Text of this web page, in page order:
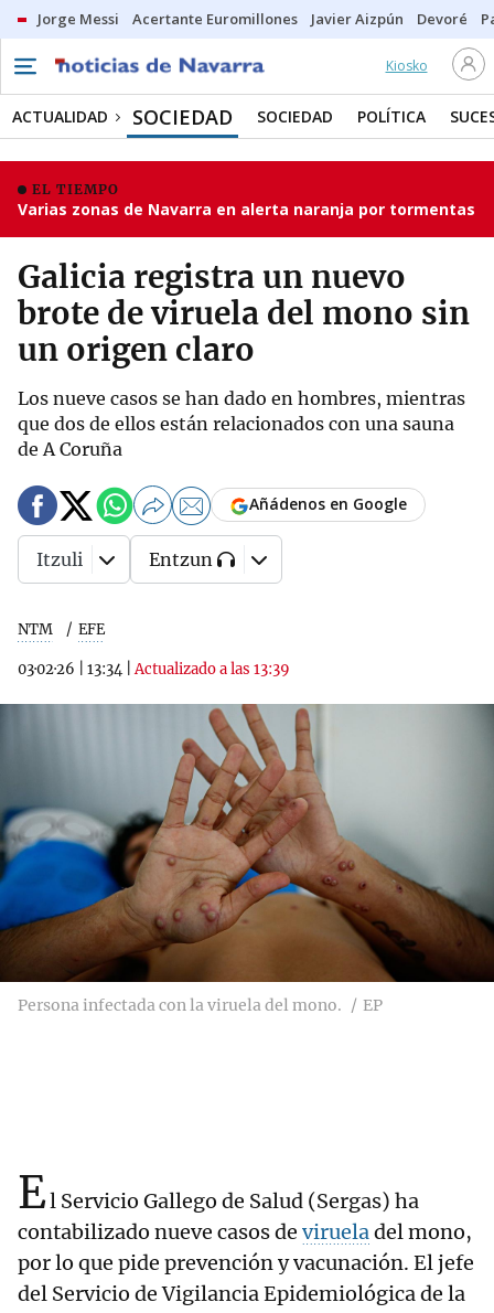
Jorge Messi Acertante Euromillones Javier Aizpún Devoré
Kiosko
ACTUALIDAD SOCIEDAD SOCIEDAD POLÍTICA
EL TIEMPO
Varias zonas de Navarra en alerta naranja por tormentas
Galicia registra un nuevo
brote de viruela del mono sin
un origen claro
Los nueve casos se han dado en hombres, mientras
que dos de ellos están relacionados con una sauna
de A Coruña
NTM EFE
03·02·26 13:34 |Actualizado a las 13:39
Añádenos en Google
Itzuli Entzun
Persona infectada con la viruela del mono. EP
El Servicio Gallego de Salud (Sergas) ha
contabilizado nueve casos de virueladel mono,
por lo que pide prevención y vacunación. El jefe
del Servicio de Vigilancia Epidemiológica de la